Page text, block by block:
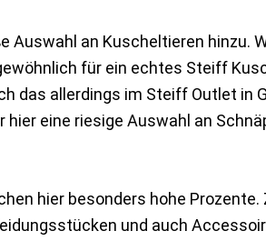
Auswahl an Kuscheltieren hinzu.
für ein echtes Steiff
das allerdings im Steiff Outlet in
eine riesige Auswahl an
hier besonders hohe
und auch